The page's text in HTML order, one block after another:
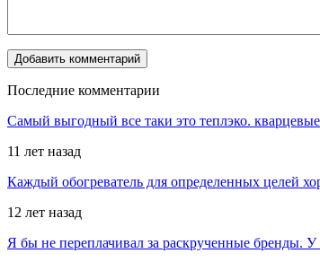
Последние комментарии
Самый выгодный все таки это теплэко.
11 лет назад
Каждый обогреватель для определенных целей
12 лет назад
Я бы не переплачивал за раскрученные бренды.